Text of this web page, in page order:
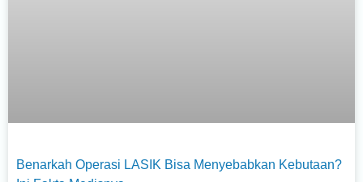
Benarkah Operasi LASIK Bisa Menyebabkan Kebutaan?